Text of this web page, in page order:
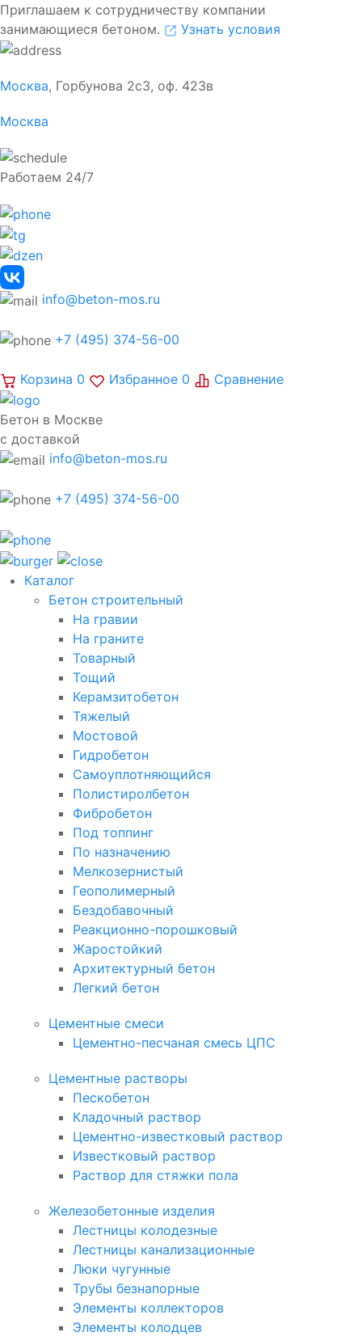
Приглашаем к сотрудничеству компании
занимающиеся бетоном.
Узнать условия
Москва, Горбунова 2с3, оф. 423в
Москва
Работаем 24/7
info@beton-mos.ru
+7 (495) 374-56-00
Корзина 0 Избранное 0 Сравнение
Бетон в Москве
с доставкой
info@beton-mos.ru
+7 (495) 374-56-00
Каталог
Бетон строительный
На гравии
На граните
Товарный
Тощий
Керамзитобетон
Тяжелый
Мостовой
Гидробетон
Самоуплотняющийся
Полистиролбетон
Фибробетон
Под топпинг
По назначению
Мелкозернистый
Геополимерный
Бездобавочный
Реакционно-порошковый
Жаростойкий
Архитектурный бетон
Легкий бетон
Цементные смеси
Цементно-песчаная смесь ЦПС
Цементные растворы
Пескобетон
Кладочный раствор
Цементно-известковый раствор
Известковый раствор
Раствор для стяжки пола
Железобетонные изделия
Лестницы колодезные
Лестницы канализационные
Люки чугунные
Трубы безнапорные
Элементы коллекторов
Элементы колодцев